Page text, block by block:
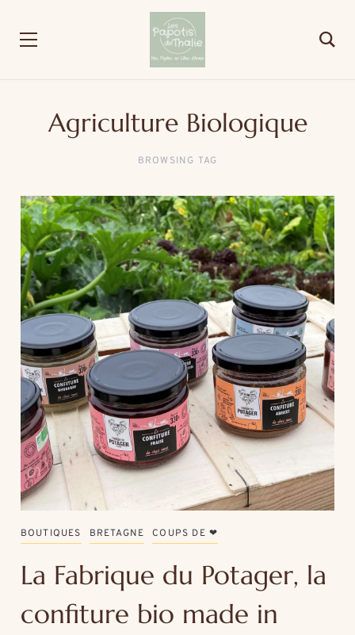
Agriculture Biologique
BROWSING TAG
BOUTIQUES BRETAGNE COUPS DE ❤
La Fabrique du Potager, la
confiture bio made in